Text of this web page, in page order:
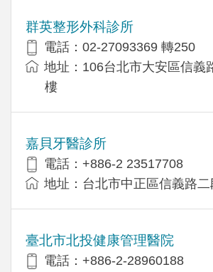
群英整形外科診所
電話：02-27093369 轉250
地址：106台北市大安區信義
樓
嘉貝牙醫診所
電話：+886-2 23517708
地址：台北市中正區信義路二
臺北市北投健康管理醫院
電話：+886-2-28960188